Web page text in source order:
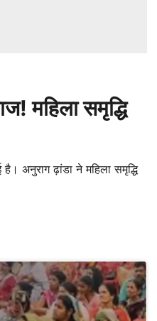
महिला समृद्धि
अनुराग ढ़ांडा ने महिला समृद्धि